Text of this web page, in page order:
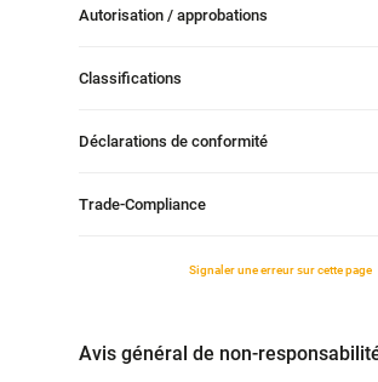
Autorisation / approbations
Classifications
Déclarations de conformité
Trade-Compliance
Signaler une erreur sur cette page
Avis général de non-